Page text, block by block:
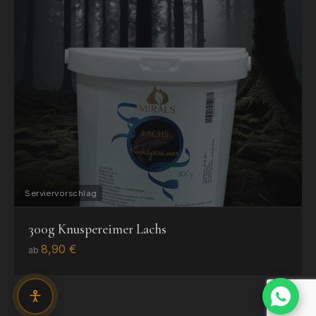
AUSVERKAUFT
BENACHRICHTIGEN
MÖGLICH
300g Knuspereimer Lachs
ab 8,90 €